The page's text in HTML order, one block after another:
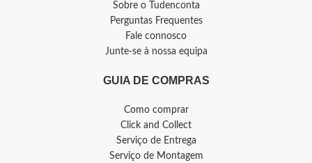
Sobre o Tudenconta
Perguntas Frequentes
Fale connosco
Junte-se à nossa equipa
GUIA DE COMPRAS
Como comprar
Click and Collect
Serviço de Entrega
Serviço de Montagem